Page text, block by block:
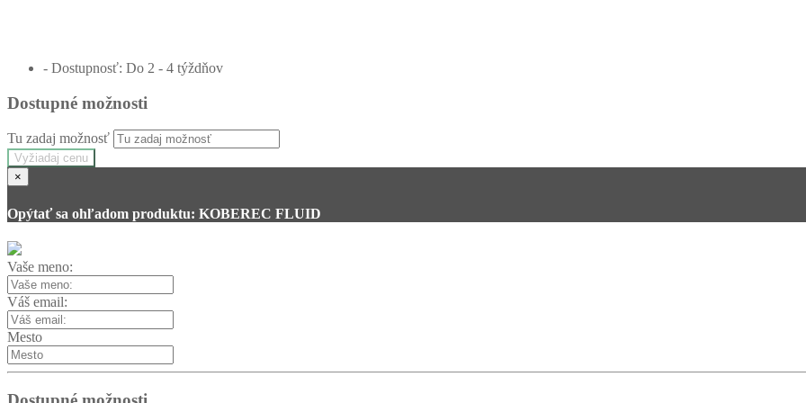
- Dostupnosť: Do 2 - 4 týždňov
Dostupné možnosti
Tu zadaj možnosť
Vyžiadaj cenu
×
Opýtať sa ohľadom produktu: KOBEREC FLUID
Vaše meno:
Váš email:
Mesto